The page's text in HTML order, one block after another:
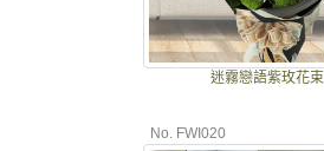
迷霧戀語紫玫花束
No. FWI020